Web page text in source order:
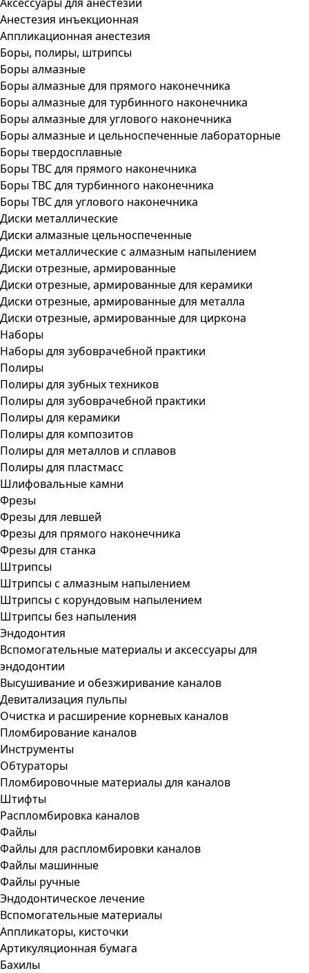
Анестезия инъекционная
Аппликационная анестезия
Боры, полиры, штрипсы
Боры алмазные
Боры алмазные для прямого наконечника
Боры алмазные для турбинного наконечника
Боры алмазные для углового наконечника
Боры алмазные и цельноспеченные лабораторные
Боры твердосплавные
Боры ТВС для прямого наконечника
Боры ТВС для турбинного наконечника
Боры ТВС для углового наконечника
Диски металлические
Диски алмазные цельноспеченные
Диски металлические с алмазным напылением
Диски отрезные, армированные
Диски отрезные, армированные для керамики
Диски отрезные, армированные для металла
Диски отрезные, армированные для циркона
Наборы
Наборы для зубоврачебной практики
Полиры
Полиры для зубных техников
Полиры для зубоврачебной практики
Полиры для керамики
Полиры для композитов
Полиры для металлов и сплавов
Полиры для пластмасс
Шлифовальные камни
Фрезы
Фрезы для левшей
Фрезы для прямого наконечника
Фрезы для станка
Штрипсы
Штрипсы c алмазным напылением
Штрипсы c корундовым напылением
Штрипсы без напыления
Эндодонтия
Вспомогательные материалы и аксессуары для
эндодонтии
Высушивание и обезжиривание каналов
Девитализация пульпы
Очистка и расширение корневых каналов
Пломбирование каналов
Инструменты
Обтураторы
Пломбировочные материалы для каналов
Штифты
Распломбировка каналов
Файлы
Файлы для распломбировки каналов
Файлы машинные
Файлы ручные
Эндодонтическое лечение
Вспомогательные материалы
Аппликаторы, кисточки
Артикуляционная бумага
Бахилы